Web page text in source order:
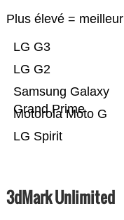
Plus élevé = meilleur
LG Spirit
Motorola Moto G
Samsung Galaxy
Grand Prime
LG G2
LG G3
3dMark Unlimited